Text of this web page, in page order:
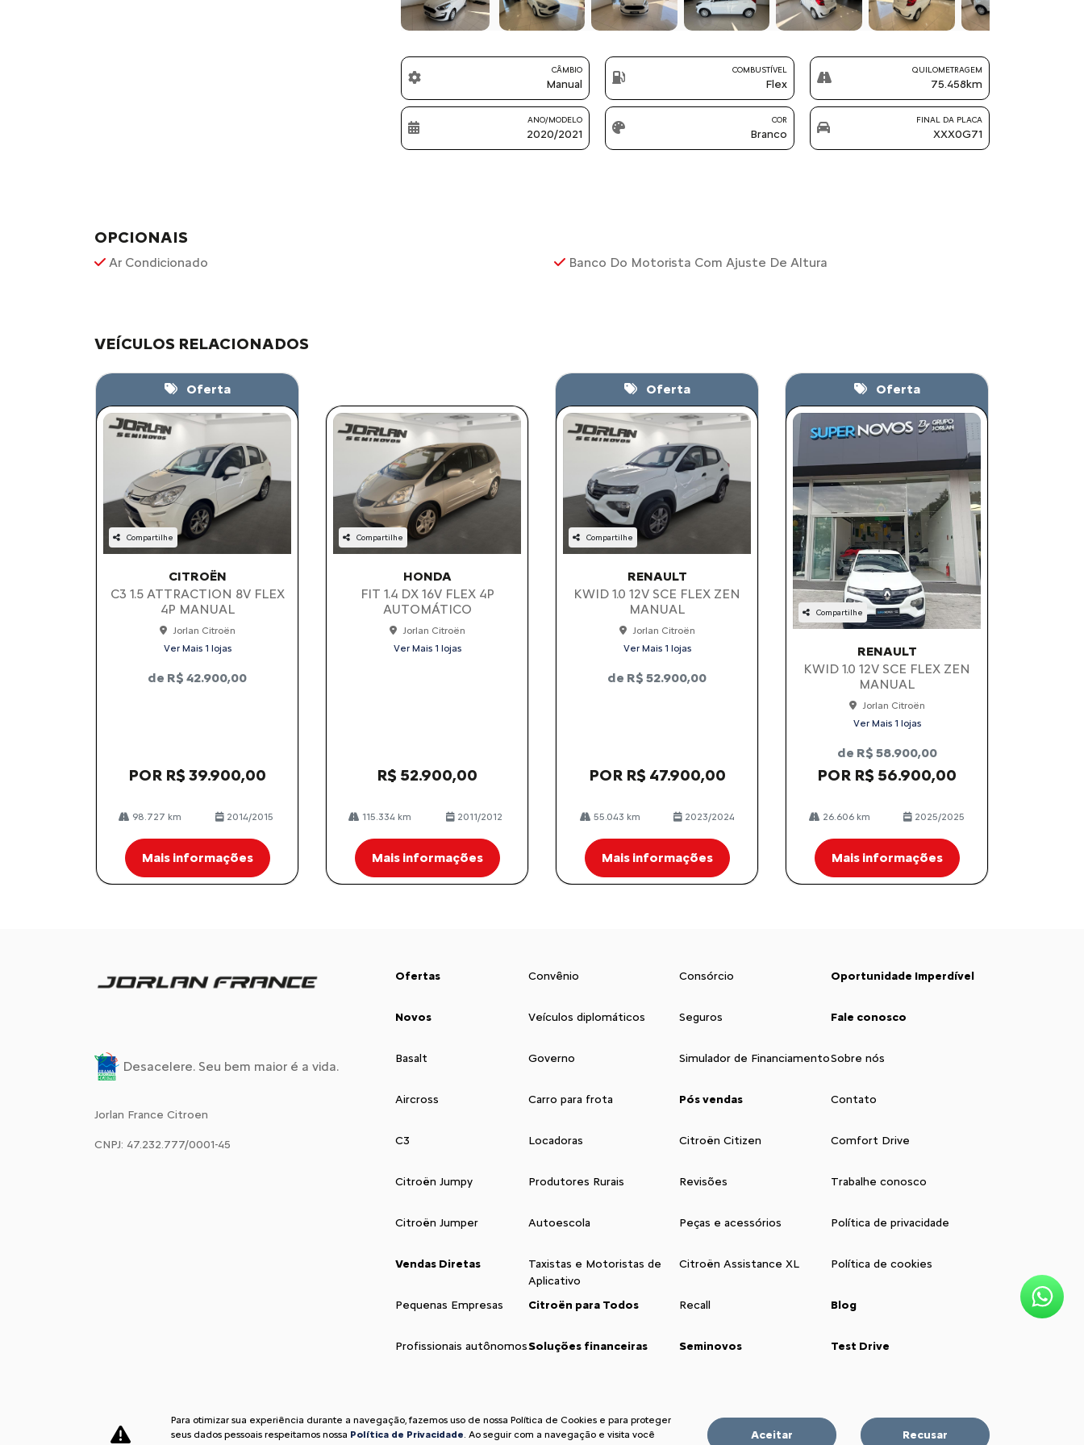
CÂMBIO
Manual
COMBUSTÍVEL
Flex
QUILOMETRAGEM
75.458km
ANO/MODELO
2020/2021
COR
Branco
FINAL DA PLACA
XXX0G71
OPCIONAIS
Ar Condicionado Banco Do Motorista Com Ajuste De Altura
VEÍCULOS RELACIONADOS
Oferta
Compartilhe
CITROËN
C3 1.5 ATTRACTION 8V FLEX
4P MANUAL
Jorlan Citroën
Ver Mais 1 lojas
de R$ 42.900,00
POR R$ 39.900,00
98.727 km 2014/2015
Mais informações
Compartilhe
HONDA
FIT 1.4 DX 16V FLEX 4P
AUTOMÁTICO
Jorlan Citroën
Ver Mais 1 lojas
R$ 52.900,00
115.334 km 2011/2012
Mais informações
Oferta
Compartilhe
RENAULT
KWID 1.0 12V SCE FLEX ZEN
MANUAL
Jorlan Citroën
Ver Mais 1 lojas
de R$ 52.900,00
POR R$ 47.900,00
55.043 km 2023/2024
Mais informações
Oferta
Compartilhe
RENAULT
KWID 1.0 12V SCE FLEX ZEN
MANUAL
Jorlan Citroën
Ver Mais 1 lojas
de R$ 58.900,00
POR R$ 56.900,00
26.606 km 2025/2025
Mais informações
Desacelere. Seu bem maior é a vida.
Jorlan France Citroen
CNPJ: 47.232.777/0001-45
Ofertas
Novos
Basalt
Aircross
C3
Citroën Jumpy
Citroën Jumper
Vendas Diretas
Pequenas Empresas
Profissionais autônomos
Convênio
Veículos diplomáticos
Governo
Carro para frota
Locadoras
Produtores Rurais
Autoescola
Taxistas e Motoristas de
Aplicativo
Citroën para Todos
Soluções financeiras
Consórcio
Seguros
Simulador de Financiamento
Pós vendas
Citroën Citizen
Revisões
Peças e acessórios
Citroën Assistance XL
Recall
Seminovos
Oportunidade Imperdível
Fale conosco
Sobre nós
Contato
Comfort Drive
Trabalhe conosco
Política de privacidade
Política de cookies
Blog
Test Drive
Para otimizar sua experiência durante a navegação, fazemos uso de nossa Política de Cookies e para proteger
seus dados pessoais respeitamos nossa Política de Privacidade. Ao seguir com a navegação e visita você
Aceitar Recusar